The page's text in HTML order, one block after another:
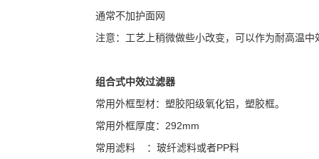
通常不加护面网
注意：工艺上稍微做些小改变，可以作为耐高温
组合式中效过滤器
常用外框型材：塑胶阳级氧化铝，塑胶框。
常用外框厚度：292mm
常用滤料 ：玻纤滤料或者PP料